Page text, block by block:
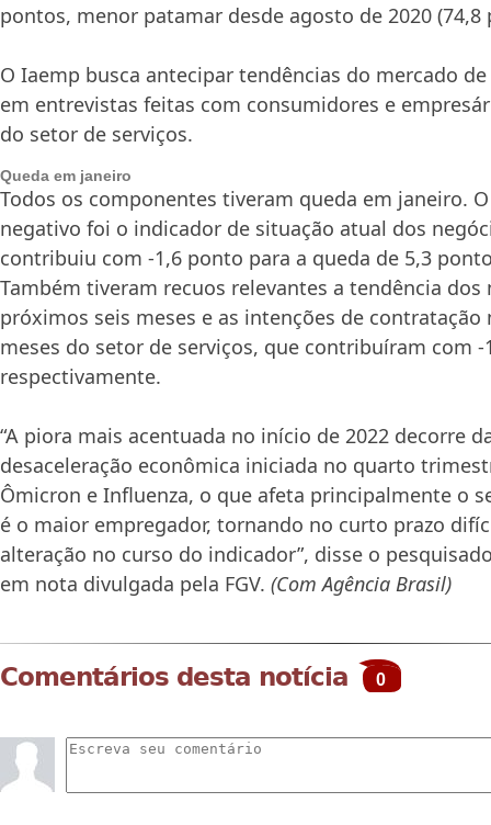
pontos, menor patamar desde agosto de 2020 (74,8
O Iaemp busca antecipar tendências do mercado
em entrevistas feitas com consumidores e
do setor de serviços.
Queda em janeiro
Todos os componentes tiveram queda em janeiro.
negativo foi o indicador de situação atual dos
contribuiu com -1,6 ponto para a queda de 5,3
Também tiveram recuos relevantes a tendência dos
próximos seis meses e as intenções de
meses do setor de serviços, que contribuíram com -
respectivamente.
“A piora mais acentuada no início de 2022 decorre
desaceleração econômica iniciada no quarto
Ômicron e Influenza, o que afeta principalmente o
é o maior empregador, tornando no curto prazo
alteração no curso do indicador”, disse o
em nota divulgada pela FGV. (Com Agência Brasil)
Comentários desta notícia 0